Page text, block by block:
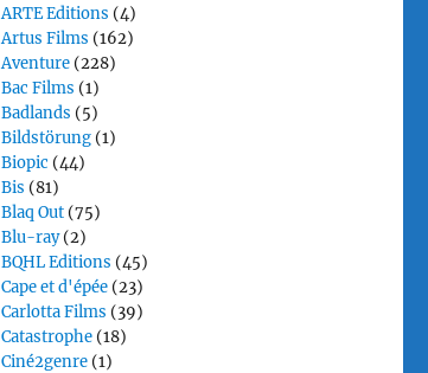
ARTE Editions (4)
Artus Films (162)
Aventure (228)
Bac Films (1)
Badlands (5)
Bildstörung (1)
Biopic (44)
Bis (81)
Blaq Out (75)
Blu-ray(2)
BQHL Editions (45)
Cape et d'épée (23)
Carlotta Films (39)
Catastrophe (18)
Ciné2genre (1)